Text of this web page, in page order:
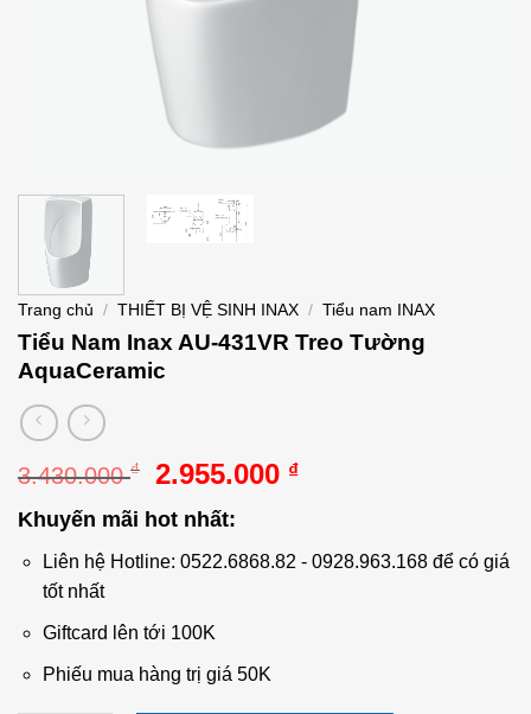
Trang chủ / THIẾT BỊ VỆ SINH INAX / Tiểu nam INAX
Tiểu Nam Inax AU-431VR Treo Tường
AquaCeramic
3.430.000₫
Giá
là:
3.430.000 ₫.
2.955.000 ₫Giá
là:
Khuyến mãi hot nhất:
Liên hệ Hotline: 0522.6868.82 - 0928.963.168 để có giá
tốt nhất
Giftcard lên tới 100K
Phiếu mua hàng trị giá 50K